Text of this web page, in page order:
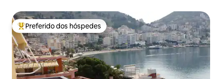
Entre os melhores preferidos dos hóspedes
Preferido dos hóspedes